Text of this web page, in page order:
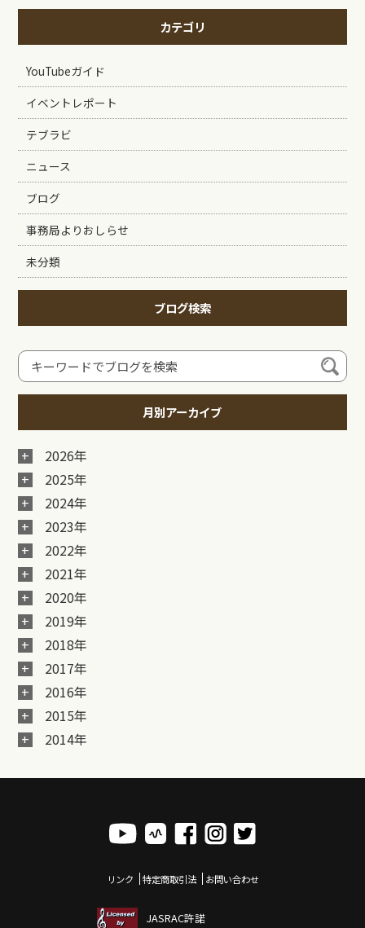
カテゴリ
YouTubeガイド
イベントレポート
テブラビ
ニュース
ブログ
事務局よりおしらせ
未分類
ブログ検索
月別アーカイブ
2026年
2025年
2024年
2023年
2022年
2021年
2020年
2019年
2018年
2017年
2016年
2015年
2014年
リンク 特定商取引法 お問い合わせ
JASRAC許諾